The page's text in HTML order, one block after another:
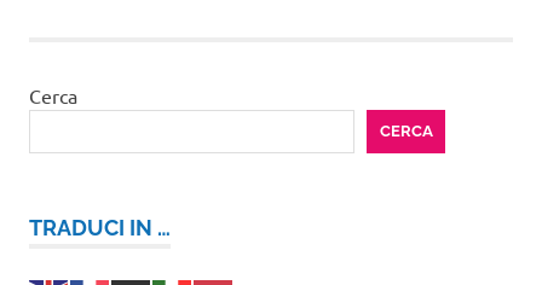
Cerca
CERCA
TRADUCI IN …